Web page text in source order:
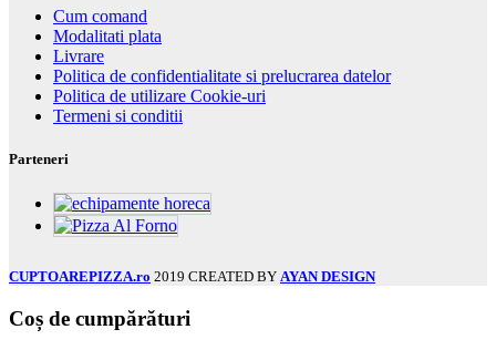
Cum comand
Modalitati plata
Livrare
Politica de confidentialitate si prelucrarea datelor
Politica de utilizare Cookie-uri
Termeni si conditii
Parteneri
CUPTOAREPIZZA.ro 2019 CREATED BY AYAN DESIGN
Coș de cumpărături